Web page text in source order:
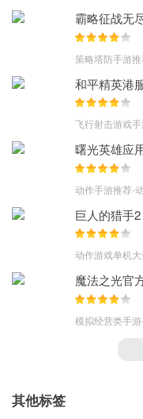
新手必看
【初始宠物选择】
其实对于很多玩家来说
人认为初始都都无所谓，
就选择红毛，然后红毛现
大概很多玩家都想知道选
荐几只性价比非常高的
好的S级平民神宠，SS级
【宠物进阶】
宠物进阶这块，用好扫
失之塔都可以获得相对
速了。另外对技能书也要
【升级技巧】
对于升级我们可以不断
【钻石使用】
霸略征战无
策略塔防手游
和平精英港
飞行射击游戏
曙光英雄应
动作手游推荐-
巨人的猎手
动作游戏单机
魔法之光官
模拟经营类手
其他标签